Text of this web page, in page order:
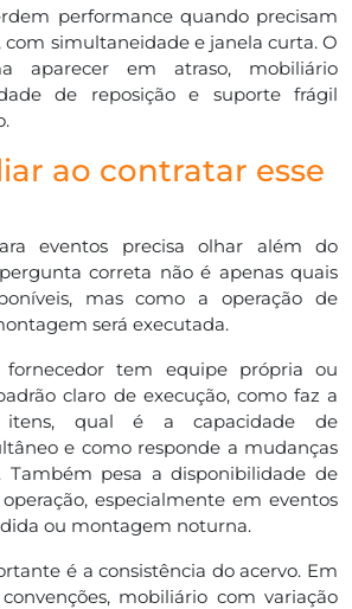
performance quando precisam
simultaneidade e janela curta. O
aparecer em atraso, mobiliário
de reposição e suporte frágil
ao contratar esse
eventos precisa olhar além do
correta não é apenas quais
mas como a operação de
será executada.
tem equipe própria ou
claro de execução, como faz a
itens, qual é a capacidade de
e como responde a mudanças
pesa a disponibilidade de
especialmente em eventos
ou montagem noturna.
é a consistência do acervo. Em
mobiliário com variação